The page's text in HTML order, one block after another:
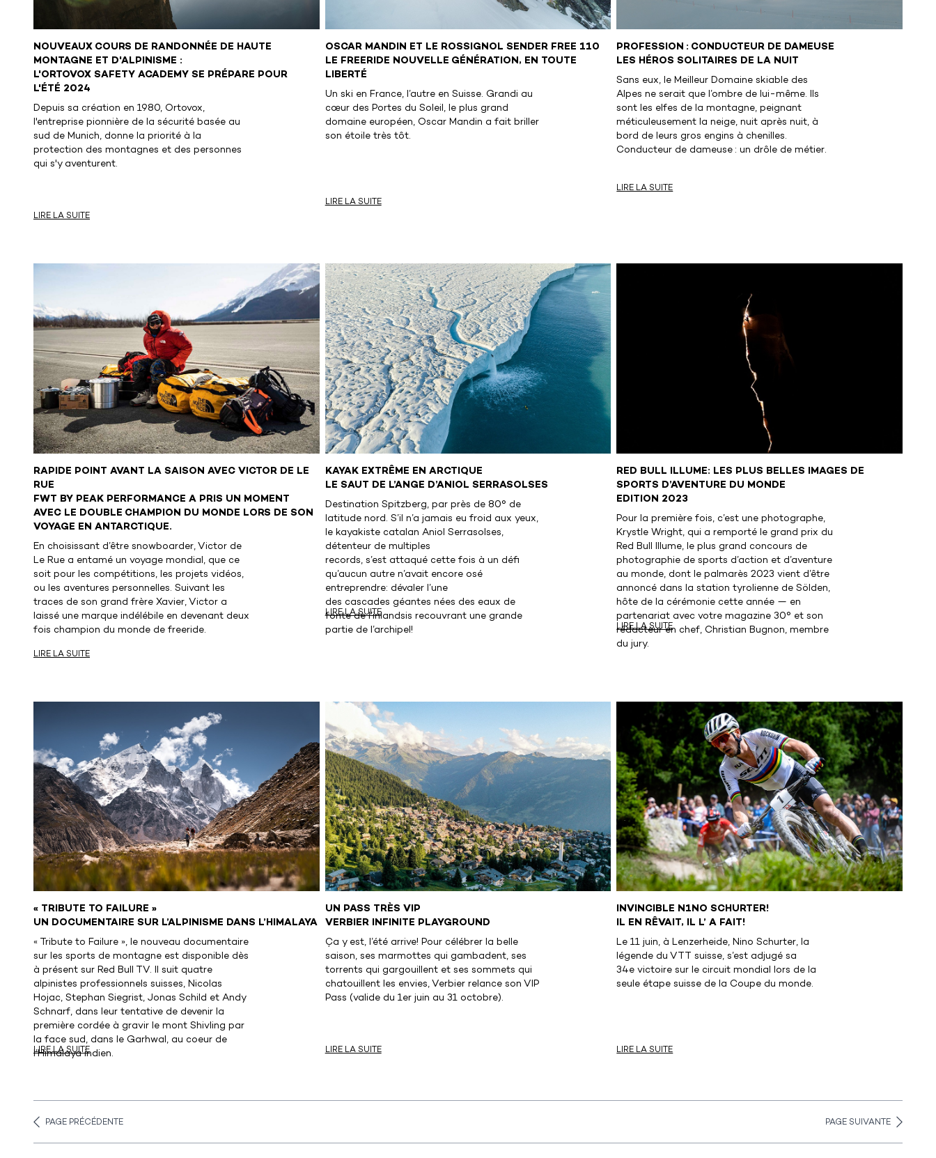
NOUVEAUX COURS DE RANDONNÉE DE HAUTE
MONTAGNE ET D'ALPINISME :
L'ORTOVOX SAFETY ACADEMY SE PRÉPARE POUR
L'ÉTÉ 2024
Depuis sa création en 1980, Ortovox,
l'entreprise pionnière de la sécurité basée au
sud de Munich, donne la priorité à la
protection des montagnes et des personnes
qui s'y aventurent.
LIRE LA SUITE
OSCAR MANDIN ET LE ROSSIGNOL SENDER FREE 110
LE FREERIDE NOUVELLE GÉNÉRATION, EN TOUTE
LIBERTÉ
Un ski en France, l’autre en Suisse. Grandi au
cœur des Portes du Soleil, le plus grand
domaine européen, Oscar Mandin a fait briller
son étoile très tôt.
LIRE LA SUITE
PROFESSION : CONDUCTEUR DE DAMEUSE
LES HÉROS SOLITAIRES DE LA NUIT
Sans eux, le Meilleur Domaine skiable des
Alpes ne serait que l’ombre de lui-même. Ils
sont les elfes de la montagne, peignant
méticuleusement la neige, nuit après nuit, à
bord de leurs gros engins à chenilles.
Conducteur de dameuse : un drôle de métier.
LIRE LA SUITE
RAPIDE POINT AVANT LA SAISON AVEC VICTOR DE LE
RUE
FWT BY PEAK PERFORMANCE A PRIS UN MOMENT
AVEC LE DOUBLE CHAMPION DU MONDE LORS DE SON
VOYAGE EN ANTARCTIQUE.
En choisissant d’être snowboarder, Victor de
Le Rue a entamé un voyage mondial, que ce
soit pour les compétitions, les projets vidéos,
ou les aventures personnelles. Suivant les
traces de son grand frère Xavier, Victor a
laissé une marque indélébile en devenant deux
fois champion du monde de freeride.
LIRE LA SUITE
KAYAK EXTRÊME EN ARCTIQUE
LE SAUT DE L’ANGE D’ANIOL SERRASOLSES
Destination Spitzberg, par près de 80° de
latitude nord. S’il n’a jamais eu froid aux yeux,
le kayakiste catalan Aniol Serrasolses,
détenteur de multiples
records, s’est attaqué cette fois à un défi
qu’aucun autre n’avait encore osé
entreprendre: dévaler l’une
des cascades géantes nées des eaux de
fonte de l’inlandsis recouvrant une grande
partie de l’archipel!
LIRE LA SUITE
RED BULL ILLUME: LES PLUS BELLES IMAGES DE
SPORTS D’AVENTURE DU MONDE
EDITION 2023
Pour la première fois, c’est une photographe,
Krystle Wright, qui a remporté le grand prix du
Red Bull Illume, le plus grand concours de
photographie de sports d’action et d’aventure
au monde, dont le palmarès 2023 vient d’être
annoncé dans la station tyrolienne de Sölden,
hôte de la cérémonie cette année — en
partenariat avec votre magazine 30° et son
rédacteur en chef, Christian Bugnon, membre
du jury.
LIRE LA SUITE
« TRIBUTE TO FAILURE »
UN DOCUMENTAIRE SUR L’ALPINISME DANS L’HIMALAYA
« Tribute to Failure », le nouveau documentaire
sur les sports de montagne est disponible dès
à présent sur Red Bull TV. Il suit quatre
alpinistes professionnels suisses, Nicolas
Hojac, Stephan Siegrist, Jonas Schild et Andy
Schnarf, dans leur tentative de devenir la
première cordée à gravir le mont Shivling par
la face sud, dans le Garhwal, au coeur de
l’Himalaya indien.
LIRE LA SUITE
UN PASS TRÈS VIP
VERBIER INFINITE PLAYGROUND
Ça y est, l’été arrive! Pour célébrer la belle
saison, ses marmottes qui gambadent, ses
torrents qui gargouillent et ses sommets qui
chatouillent les envies, Verbier relance son VIP
Pass (valide du 1er juin au 31 octobre).
LIRE LA SUITE
INVINCIBLE N1NO SCHURTER!
IL EN RÊVAIT, IL L’ A FAIT!
Le 11 juin, à Lenzerheide, Nino Schurter, la
légende du VTT suisse, s’est adjugé sa
34e victoire sur le circuit mondial lors de la
seule étape suisse de la Coupe du monde.
LIRE LA SUITE
PAGE PRÉCÉDENTE PAGE SUIVANTE